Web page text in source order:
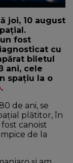
joi, 10 august
fost
cu
biletul
ani, cele
spaţiu la o
.
de ani, se
plătitor, în
canoist
de la